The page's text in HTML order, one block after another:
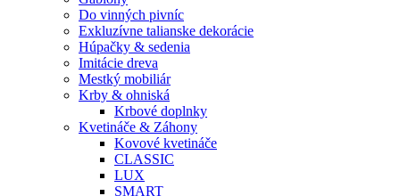
Do vinných pivníc
Exkluzívne talianske dekorácie
Húpačky & sedenia
Imitácie dreva
Mestký mobiliár
Krby & ohniská
Krbové doplnky
Kvetináče & Záhony
Kovové kvetináče
CLASSIC
LUX
SMART